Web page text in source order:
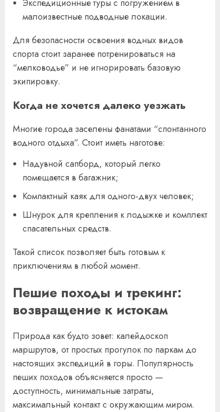
Экспедиционные туры с погружением в
малоизвестные подводные локации.
Для безопасности освоения водных видов
спорта стоит заранее потренироваться на
“мелководье” и не игнорировать базовую
экипировку.
Когда не хочется далеко уезжать
Многие города заселены фанатами “спонтанного
водного отдыха”. Стоит иметь наготове:
Надувной сапборд, который легко
помещается в багажник;
Компактный каяк для одного-двух человек;
Шнурок для крепления к лодыжке и комплект
спасательных средств.
Такой список позволяет быть готовым к
приключениям в любой момент.
Пешие походы и трекинг:
возвращение к истокам
Природа как будто зовет: калейдоскоп
маршрутов, от простых прогулок по паркам до
настоящих экспедиций в горы. Популярность
пеших походов объясняется просто —
доступность, минимальные затраты,
максимальный контакт с окружающим миром.